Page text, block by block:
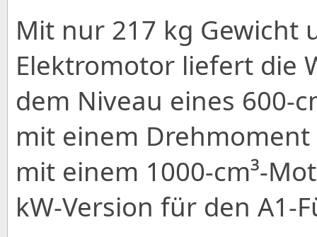
Mit nur 217 kg Gewicht
Elektromotor liefert die
dem Niveau eines 600-
mit einem
mit einem 1000-cm³-
kW-Version für den A1-